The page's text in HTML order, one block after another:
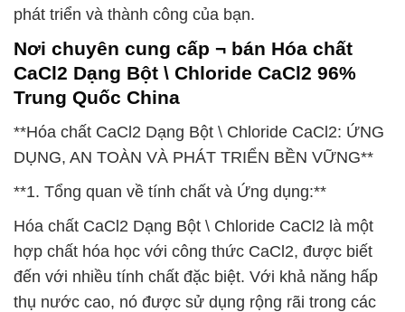
phát triển và thành công của bạn.
Nơi chuyên cung cấp ¬ bán Hóa chất
CaCl2 Dạng Bột \ Chloride CaCl2 96%
Trung Quốc China
**Hóa chất CaCl2 Dạng Bột \ Chloride CaCl2: ỨNG
DỤNG, AN TOÀN VÀ PHÁT TRIỂN BỀN VỮNG**
**1. Tổng quan về tính chất và Ứng dụng:**
Hóa chất CaCl2 Dạng Bột \ Chloride CaCl2 là một
hợp chất hóa học với công thức CaCl2, được biết
đến với nhiều tính chất đặc biệt. Với khả năng hấp
thụ nước cao, nó được sử dụng rộng rãi trong các